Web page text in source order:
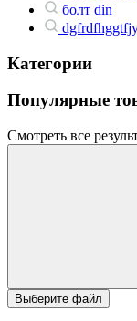
болт din
Категории
Популярные
Смотреть все
Выберите файл